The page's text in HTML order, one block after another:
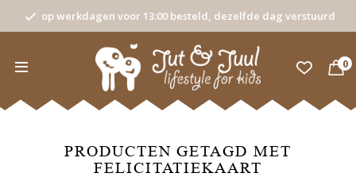
op werkdagen voor 13:00 besteld, dezelfde dag verstuurd
0
PRODUCTEN GETAGD MET
FELICITATIEKAART